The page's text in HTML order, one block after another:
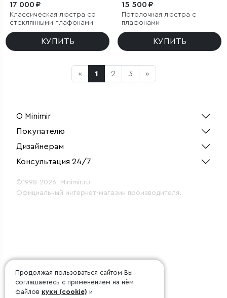
17 000 ₽
Классическая люстра со
стеклянными плафонами
КУПИТЬ
15 500 ₽
Потолочная люстра с
плафонами
КУПИТЬ
« 1 2 3 »
О Minimir
Покупателю
Дизайнерам
Консультация 24/7
©1998-2026, Minimir.ru
Официальный интернет-магазин производителя.
Продолжая пользоваться сайтом Вы
соглашаетесь с применением на нём
файлов куки (cookie) и